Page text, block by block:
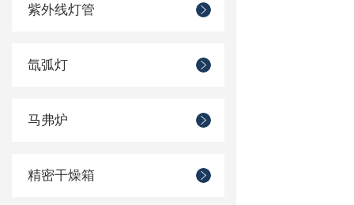
紫外线灯管
氙弧灯
马弗炉
精密干燥箱